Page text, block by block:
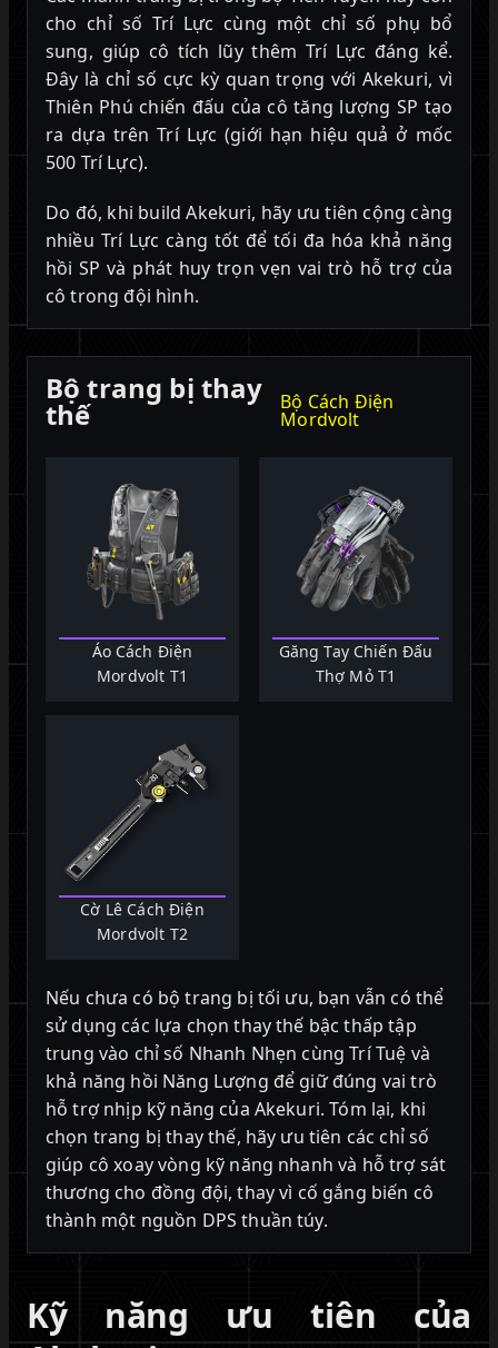
cho chỉ số Trí Lực cùng một chỉ số phụ bổ
sung, giúp cô tích lũy thêm Trí Lực đáng kể.
Đây là chỉ số cực kỳ quan trọng với Akekuri, vì
Thiên Phú chiến đấu của cô tăng lượng SP tạo
ra dựa trên Trí Lực (giới hạn hiệu quả ở mốc
500 Trí Lực).
Do đó, khi build Akekuri, hãy ưu tiên cộng càng
nhiều Trí Lực càng tốt để tối đa hóa khả năng
hồi SP và phát huy trọn vẹn vai trò hỗ trợ của
cô trong đội hình.
Bộ trang bị thay
thế Bộ Cách Điện
Mordvolt
Áo Cách Điện
Mordvolt T1
Găng Tay Chiến Đấu
Thợ Mỏ T1
Cờ Lê Cách Điện
Mordvolt T2
Nếu chưa có bộ trang bị tối ưu, bạn vẫn có thể
sử dụng các lựa chọn thay thế bậc thấp tập
trung vào chỉ số Nhanh Nhẹn cùng Trí Tuệ và
khả năng hồi Năng Lượng để giữ đúng vai trò
hỗ trợ nhịp kỹ năng của Akekuri. Tóm lại, khi
chọn trang bị thay thế, hãy ưu tiên các chỉ số
giúp cô xoay vòng kỹ năng nhanh và hỗ trợ sát
thương cho đồng đội, thay vì cố gắng biến cô
thành một nguồn DPS thuần túy.
Kỹ năng ưu tiên của